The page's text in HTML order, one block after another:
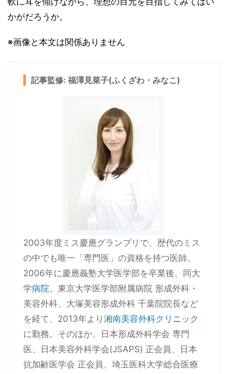
かがだろうか。
※画像と本文は関係ありません
記事監修: 福澤見菜子(ふくざわ・みなこ)
2003年度ミス慶應グランプリで、歴代のミス
の中でも唯一「専門医」の資格を持つ医師。
2006年に慶應義塾大学医学部を卒業後、同大
学病院、東京大学医学部附属病院 形成外科・
美容外科、大塚美容形成外科 千葉院院長など
を経て、2013年より 湘南美容外科クリニック
に勤務。そのほか、日本形成外科学会 専門
医、日本美容外科学会(JSAPS) 正会員、日本
抗加齢医学会 正会員、埼玉医科大学総合医療